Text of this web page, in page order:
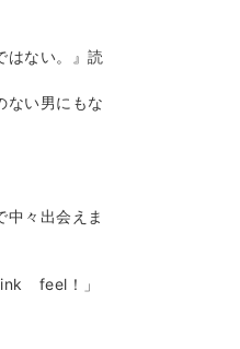
はない。』読
ない男にもな
々出会えま
feel！」